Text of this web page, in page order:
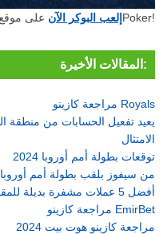
إلعب البوكر الآن على موقع نادي قمار 888Poker!
المقالات الأخيرة:
مراجعة كازينو Royals
الامتثال
توقعات بطولة أمم أوروبا 2024
من سيفوز بلقب بطولة أمم أوروبا 2024 في ألمانيا؟
أفضل 5 عملات مشفرة بديلة للمقامرة عبر الإنترنت
مراجعة كازينو EmirBet
مراجعة كازينو هوت بيت 2024